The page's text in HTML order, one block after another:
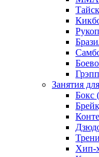
Занятия
Бокс
Хип-